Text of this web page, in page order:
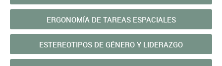
ERGONOMÍA DE TAREAS ESPACIALES
ESTEREOTIPOS DE GÉNERO Y LIDERAZGO